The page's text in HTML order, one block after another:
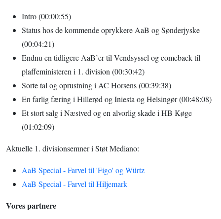
Intro (00:00:55)
Status hos de kommende oprykkere AaB og Sønderjyske
(00:04:21)
Endnu en tidligere AaB’er til Vendsyssel og comeback til
plaffeministeren i 1. division (00:30:42)
Sorte tal og oprustning i AC Horsens (00:39:38)
En farlig færing i Hillerød og Iniesta og Helsingør (00:48:08)
Et stort salg i Næstved og en alvorlig skade i HB Køge
(01:02:09)
Aktuelle 1. divisionsemner i Støt Mediano:
AaB Special - Farvel til 'Figo' og Würtz
AaB Special - Farvel til Hiljemark
Vores partnere